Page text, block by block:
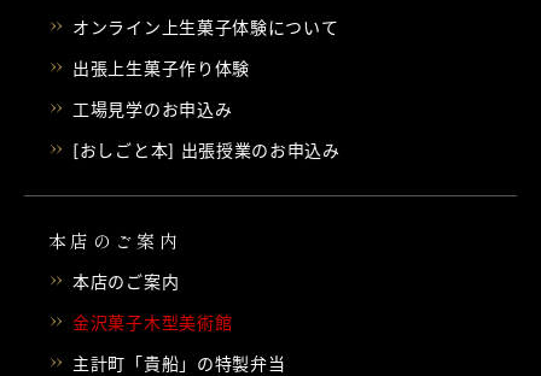
オンライン上生菓子体験について
出張上生菓子作り体験
工場見学のお申込み
[おしごと本] 出張授業のお申込み
本店のご案内
本店のご案内
金沢菓子木型美術館
主計町「貴船」の特製弁当